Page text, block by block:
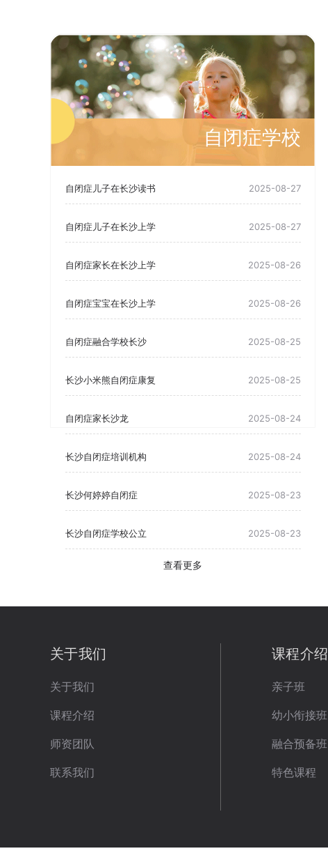
自闭症学校
自闭症儿子在长沙读书 2025-08-27
自闭症儿子在长沙上学 2025-08-27
自闭症家长在长沙上学 2025-08-26
自闭症宝宝在长沙上学 2025-08-26
自闭症融合学校长沙 2025-08-25
长沙小米熊自闭症康复 2025-08-25
自闭症家长沙龙 2025-08-24
长沙自闭症培训机构 2025-08-24
长沙何婷婷自闭症 2025-08-23
长沙自闭症学校公立 2025-08-23
查看更多
关于我们
关于我们
课程介绍
师资团队
联系我们
课程介绍
亲子班
幼小衔接班
融合预备班
特色课程